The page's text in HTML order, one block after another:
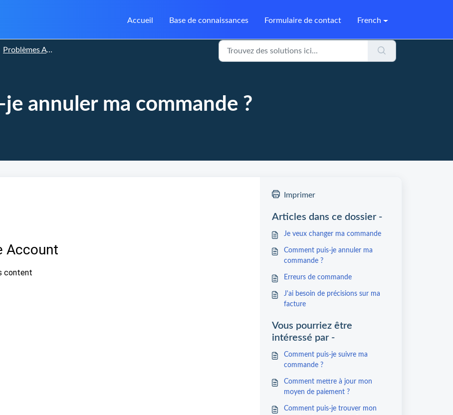
Accueil Base de connaissances Formulaire de contact French
Problèmes Avec Les Commandes
annuler ma commande ?
Imprimer
Articles dans ce dossier -
Je veux changer ma commande
Comment puis-je annuler ma
commande ?
Erreurs de commande
J'ai besoin de précisions sur ma
facture
Vous pourriez être
intéressé par -
Comment puis-je suivre ma
commande ?
Comment mettre à jour mon
moyen de paiement ?
Comment puis-je trouver mon